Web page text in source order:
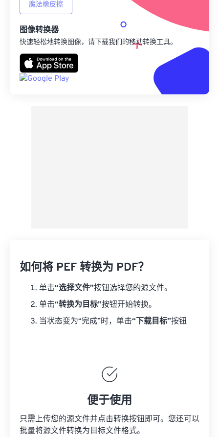
魔法橡皮擦
图像转换器
快速轻松地转换图像，请下载我们的移动转换工具。
如何将 PEF 转换为 PDF？
单击“选择文件”按钮选择您的源文件。
单击“转换为目标”按钮开始转换。
当状态变为“完成”时，单击“下载目标”按钮
便于使用
只需上传您的源文件并点击转换按钮即可。您还可以
批量将源文件转换为目标文件格式。